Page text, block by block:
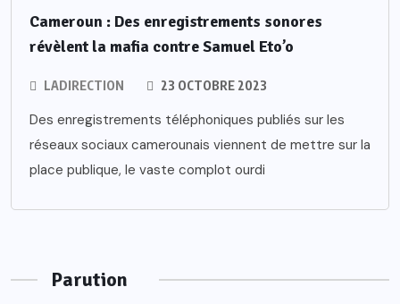
Cameroun : Des enregistrements sonores
révèlent la mafia contre Samuel Eto’o
LADIRECTION 23 OCTOBRE 2023
Des enregistrements téléphoniques publiés sur les
réseaux sociaux camerounais viennent de mettre sur la
place publique, le vaste complot ourdi
Parution